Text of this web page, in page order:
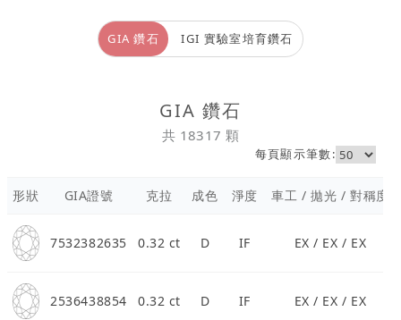
關於ALUXE
嚴選鑽石
最新消息
GIA 鑽石 IGI 實驗室培育鑽石
GIA 鑽石
共 18317 顆
每頁顯示筆數:
形狀 GIA證號 克拉 成色 淨度 車工 / 拋光 / 對稱度
7532382635 0.32 ct D IF EX / EX / EX
2536438854 0.32 ct D IF EX / EX / EX